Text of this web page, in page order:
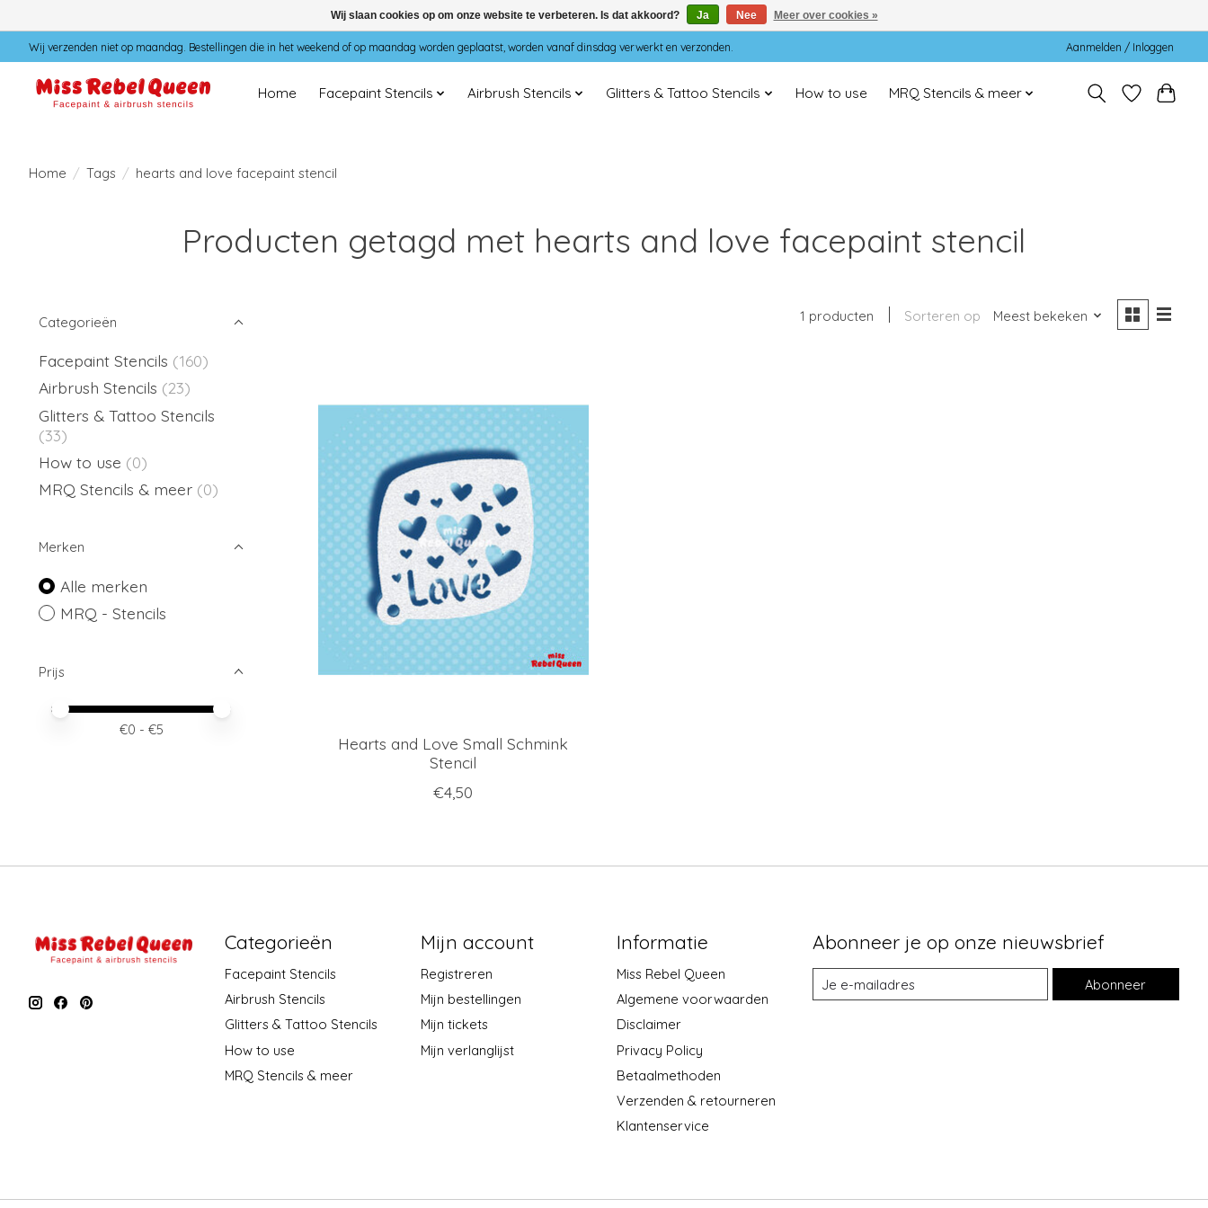
Wij verzenden niet op maandag. Bestellingen die in het weekend of op maandag worden geplaatst, worden vanaf dinsdag verwerkt en verzonden. Aanmelden / Inloggen
Home Facepaint Stencils Airbrush Stencils Glitters & Tattoo Stencils How to use MRQ Stencils & meer
Home / Tags / hearts and love facepaint stencil
Producten getagd met hearts and love facepaint stencil
Categorieën
Facepaint Stencils (160)
Airbrush Stencils (23)
Glitters & Tattoo Stencils
(33)
How to use (0)
MRQ Stencils & meer (0)
Merken
Alle merken
MRQ - Stencils
Prijs
Minimale prijswaarde
Price maximum value
€0 - €5
1 producten Sorteren op Meest bekeken
Hearts and Love Small Schmink
Stencil
€4,50
Categorieën
Facepaint Stencils
Airbrush Stencils
Glitters & Tattoo Stencils
How to use
MRQ Stencils & meer
Mijn account
Registreren
Mijn bestellingen
Mijn tickets
Mijn verlanglijst
Informatie
Miss Rebel Queen
Algemene voorwaarden
Disclaimer
Privacy Policy
Betaalmethoden
Verzenden & retourneren
Klantenservice
Abonneer je op onze nieuwsbrief
Abonneer
Wij slaan cookies op om onze website te verbeteren. Is dat akkoord? Ja Nee Meer over cookies »